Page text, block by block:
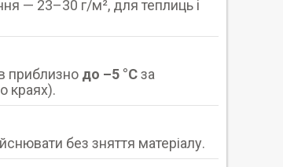
— 23–30 г/м², для теплиць і
приблизно до –5 °Cза
краях).
без зняття матеріалу.